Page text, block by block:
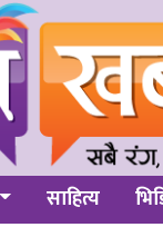
साहित्य